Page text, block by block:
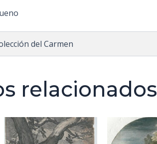
del Carmen
relacionados